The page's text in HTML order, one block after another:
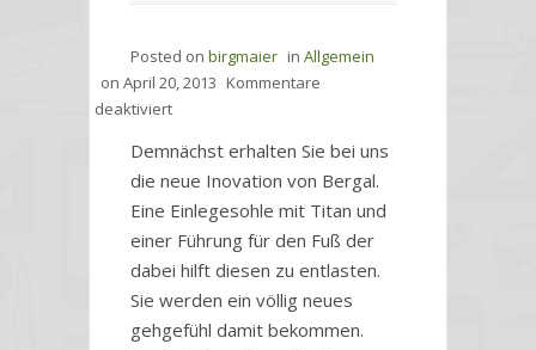
Posted on birgmaier in Allgemein
on April 20, 2013 Kommentare
deaktiviertfür
Demnächst erhalten Sie bei uns
die neue Inovation von Bergal.
Eine Einlegesohle mit Titan und
einer Führung für den Fuß der
dabei hilft diesen zu entlasten.
Sie werden ein völlig neues
gehgefühl damit bekommen.